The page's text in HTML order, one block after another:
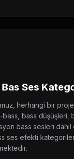
Ses
herhangi bir
bass, bass düşüşleri,
bass sesleri dahil
ses efekti